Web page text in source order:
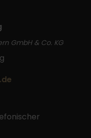
GmbH & Co. KG